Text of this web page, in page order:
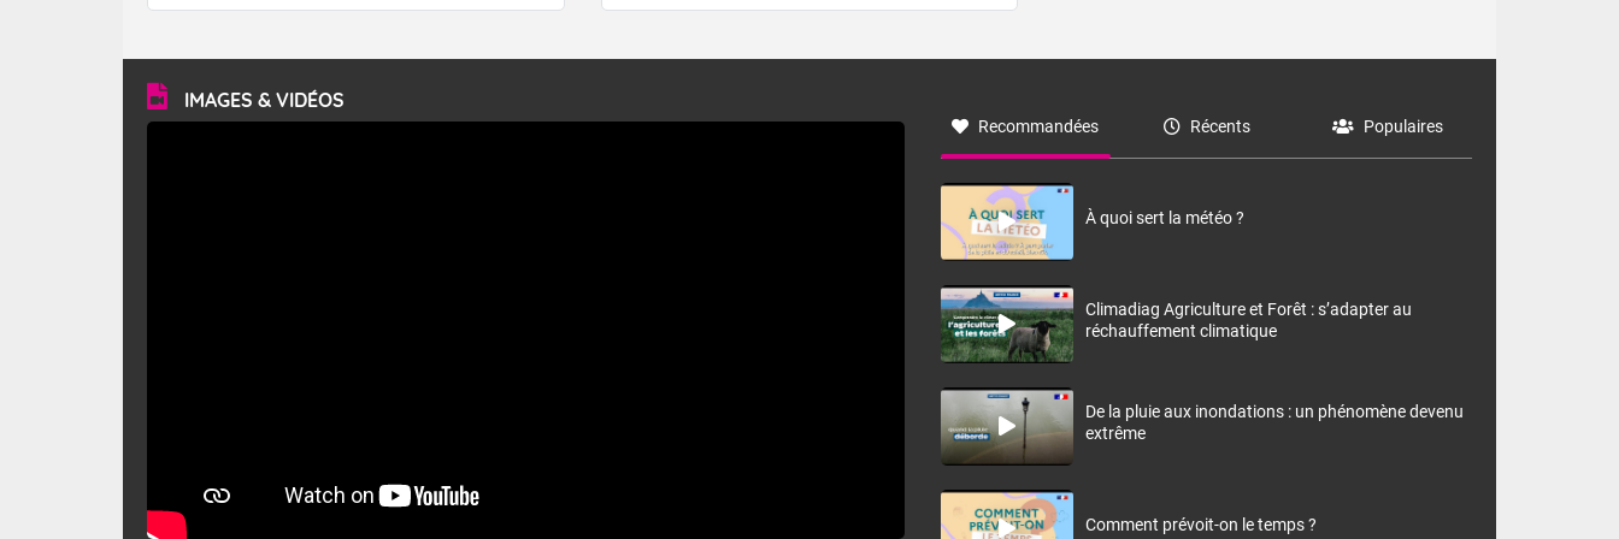
forêt. Mais qu'est-ce que le mistral ? Quelles sont ses
vitesse moyenne de 50 km/h et atteindre 80 à 100 km/h
en rafales, parfois davantage. Il parcourt la basse vallée
du Rhône et la Provence et envahit le littoral
méditerranéen à partir de la Camargue.
de forêt. Mais qu'est-ce que la tramontane ? Quelles sont
à nord-ouest, dans un secteur qui part du Roussillon à la
monts, en allusion aux régions montagneuses d’où
IMAGES & VIDÉOS
Recommandées Récents Populaires
À quoi sert la météo ?
Climadiag Agriculture et Forêt : s’adapter au
réchauffement climatique
De la pluie aux inondations : un phénomène devenu
extrême
Comment prévoit-on le temps ?